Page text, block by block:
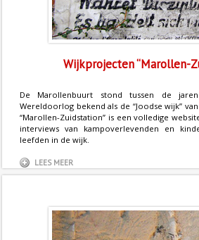
Wijkprojecten “Marollen-
De Marollenbuurt stond tussen de
Wereldoorlog bekend als de “Joodse wijk”
“Marollen-Zuidstation” is een volledige
interviews van kampoverlevenden en
leefden in de wijk.
LEES MEER